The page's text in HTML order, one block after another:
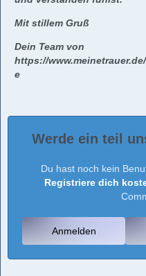
Mit stillem Gruß
Dein Team von
https://
e
Werde ein teil
Du hast noch kein
Registriere dich
Anmelden